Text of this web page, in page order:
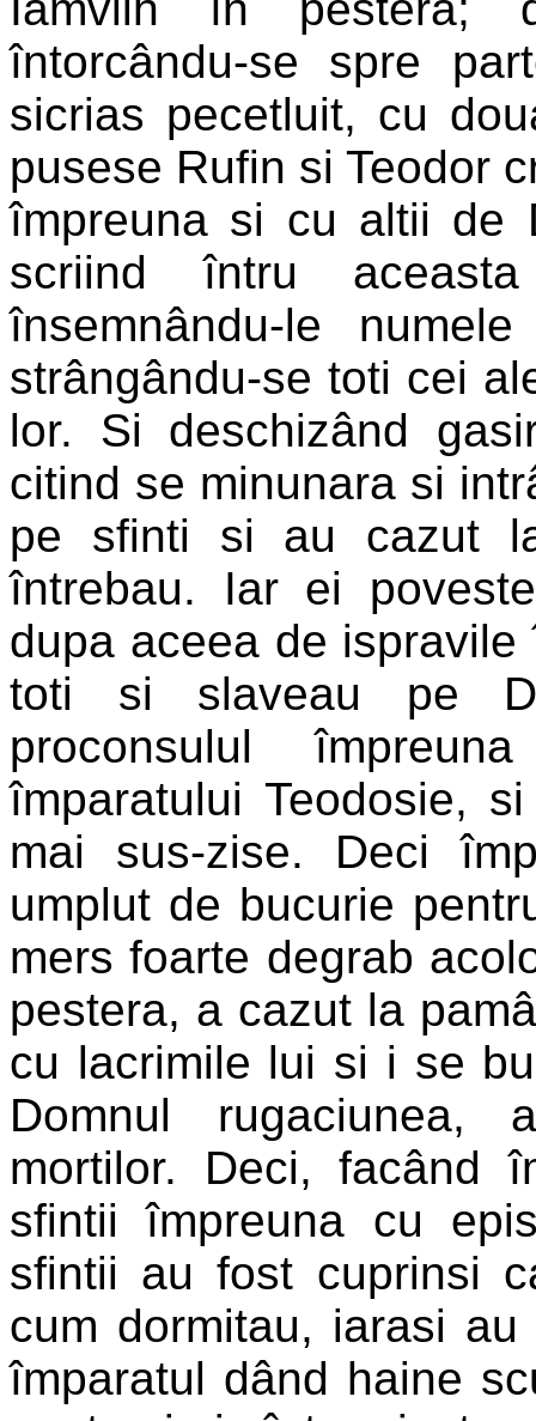
întorcându-se spre
sicrias pecetluit, cu
pusese Rufin si Teodor
împreuna si cu altii de
scriind întru
însemnându-le
strângându-se toti cei
lor. Si deschizând
citind se minunara si
pe sfinti si au cazut
întrebau. Iar ei
dupa aceea de
toti si slaveau pe
proconsulul
împaratului Teodosie,
mai sus-zise. Deci
umplut de bucurie
mers foarte degrab
pestera, a cazut la
cu lacrimile lui si i se
Domnul rugaciunea,
mortilor. Deci, facând
sfintii împreuna cu
sfintii au fost cuprinsi
cum dormitau, iarasi
împaratul dând haine